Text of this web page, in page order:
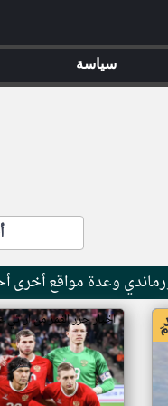
وعدة مواقع أخرى
اخبار جزر القمر من ار
سياسة